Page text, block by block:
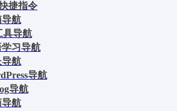
捷指令
导航
具导航
习导航
航
导航
导航
导航